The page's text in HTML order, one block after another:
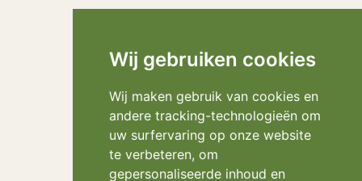
Wij gebruiken cookies
Wij maken gebruik van cookies en
andere tracking-technologieën om
uw surfervaring op onze website
te verbeteren, om
gepersonaliseerde inhoud en